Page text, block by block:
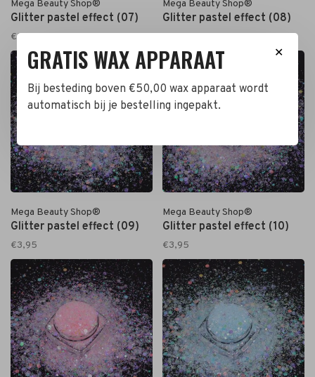
Mega Beauty Shop®
Glitter pastel effect (07)
€3,95
Mega Beauty Shop®
Glitter pastel effect (08)
€3,95
Mega Beauty Shop®
Glitter pastel effect (09)
€3,95
Mega Beauty Shop®
Glitter pastel effect (10)
€3,95
✕
GRATIS WAX APPARAAT
Bij besteding boven €50,00 wax apparaat wordt
automatisch bij je bestelling ingepakt.